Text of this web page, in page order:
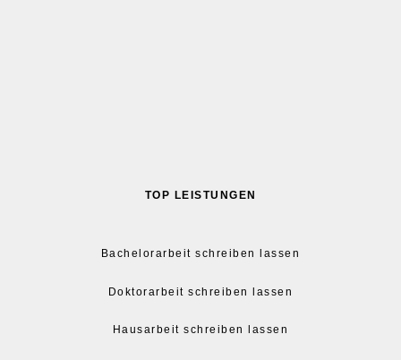
TOP LEISTUNGEN
Bachelorarbeit schreiben lassen
Doktorarbeit schreiben lassen
Hausarbeit schreiben lassen